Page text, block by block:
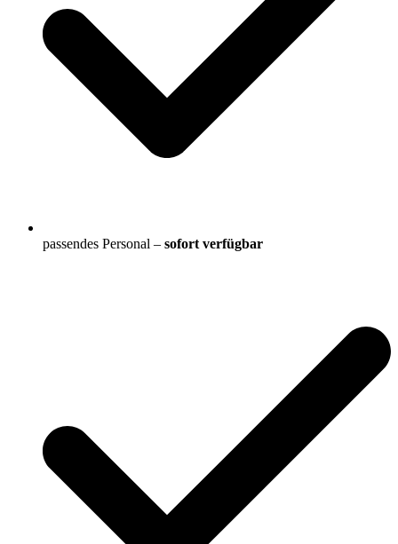
passendes Personal – sofort verfügbar